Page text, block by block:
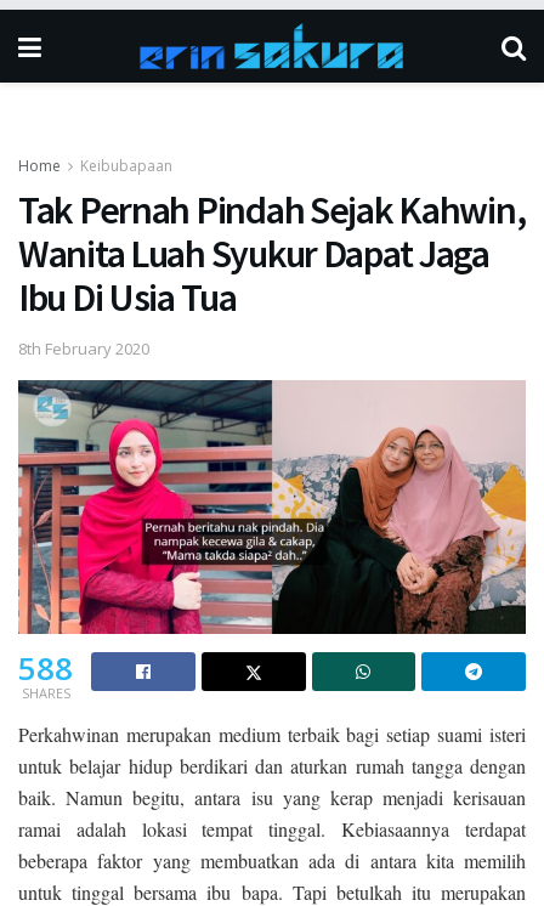
Home Keibubapaan
Tak Pernah Pindah Sejak Kahwin,
Wanita Luah Syukur Dapat Jaga
Ibu Di Usia Tua
8th February 2020
588
SHARES
Perkahwinan merupakan medium terbaik bagi setiap suami isteri
untuk belajar hidup berdikari dan aturkan rumah tangga dengan
baik. Namun begitu, antara isu yang kerap menjadi kerisauan
ramai adalah lokasi tempat tinggal. Kebiasaannya terdapat
beberapa faktor yang membuatkan ada di antara kita memilih
untuk tinggal bersama ibu bapa. Tapi betulkah itu merupakan